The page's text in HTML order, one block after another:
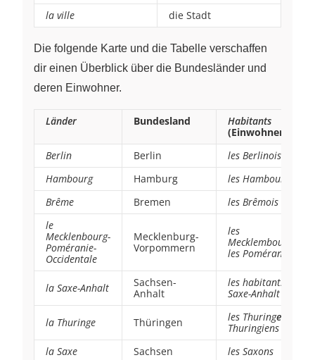
la ville
die Stadt
Die folgende Karte und die Tabelle verschaffen
dir einen Überblick über die Bundesländer und
deren Einwohner.
Länder Bundesland
Habitants
(Einwohner)
Berlin
Berlin
les Berlinois
Hambourg
Hamburg les Hambourg
Brême
Bremen
les Brêmois
le
Mecklenbourg-
Poméranie-
Occidentale
Mecklenburg-
Vorpommern
les
Mecklembourg
les Poméraniens
la Saxe-Anhalt
Sachsen-
Anhalt
les habitants de
Saxe-Anhalt
la Thuringe Thüringen les Thuringe
Thuringiens
la Saxe
Sachsen
les Saxons